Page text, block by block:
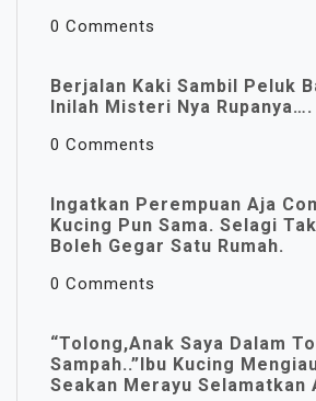
0 Comments
Berjalan Kaki Sambil Peluk
Inilah Misteri Nya Rupanya….
0 Comments
Ingatkan Perempuan Aja
Kucing Pun Sama. Selagi
Boleh Gegar Satu Rumah.
0 Comments
“Tolong,Anak Saya Dalam
Sampah..”Ibu Kucing
Seakan Merayu Selamatkan